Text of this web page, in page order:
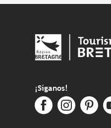
¡Síganos!